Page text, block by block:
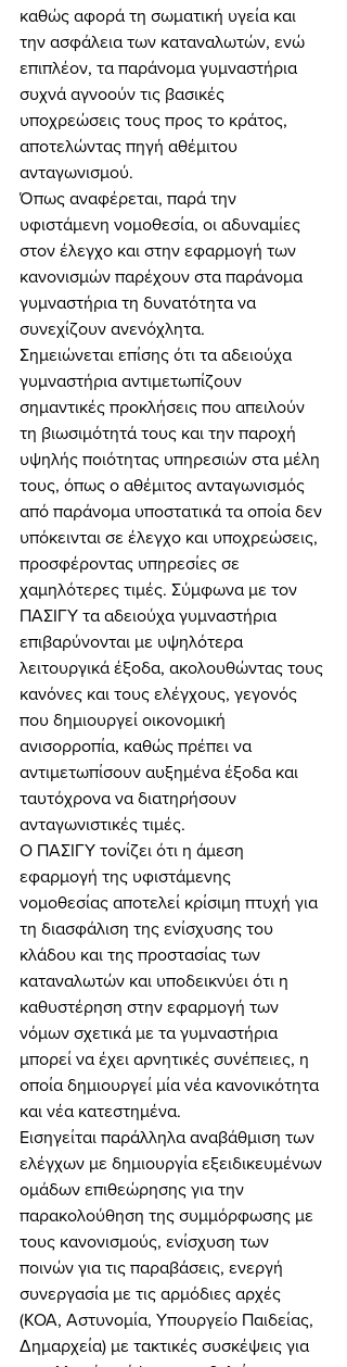
καθώς αφορά τη σωματική υγεία και
την ασφάλεια των καταναλωτών, ενώ
επιπλέον, τα παράνομα γυμναστήρια
συχνά αγνοούν τις βασικές
υποχρεώσεις τους προς το κράτος,
αποτελώντας πηγή αθέμιτου
ανταγωνισμού.
Όπως αναφέρεται, παρά την
υφιστάμενη νομοθεσία, οι αδυναμίες
στον έλεγχο και στην εφαρμογή των
κανονισμών παρέχουν στα παράνομα
γυμναστήρια τη δυνατότητα να
συνεχίζουν ανενόχλητα.
Σημειώνεται επίσης ότι τα αδειούχα
γυμναστήρια αντιμετωπίζουν
σημαντικές προκλήσεις που απειλούν
τη βιωσιμότητά τους και την παροχή
υψηλής ποιότητας υπηρεσιών στα μέλη
τους, όπως ο αθέμιτος ανταγωνισμός
από παράνομα υποστατικά τα οποία δεν
υπόκεινται σε έλεγχο και υποχρεώσεις,
προσφέροντας υπηρεσίες σε
χαμηλότερες τιμές. Σύμφωνα με τον
ΠΑΣΙΓΥ τα αδειούχα γυμναστήρια
επιβαρύνονται με υψηλότερα
λειτουργικά έξοδα, ακολουθώντας τους
κανόνες και τους ελέγχους, γεγονός
που δημιουργεί οικονομική
ανισορροπία, καθώς πρέπει να
αντιμετωπίσουν αυξημένα έξοδα και
ταυτόχρονα να διατηρήσουν
ανταγωνιστικές τιμές.
Ο ΠΑΣΙΓΥ τονίζει ότι η άμεση
εφαρμογή της υφιστάμενης
νομοθεσίας αποτελεί κρίσιμη πτυχή για
τη διασφάλιση της ενίσχυσης του
κλάδου και της προστασίας των
καταναλωτών και υποδεικνύει ότι η
καθυστέρηση στην εφαρμογή των
νόμων σχετικά με τα γυμναστήρια
μπορεί να έχει αρνητικές συνέπειες, η
οποία δημιουργεί μία νέα κανονικότητα
και νέα κατεστημένα.
Εισηγείται παράλληλα αναβάθμιση των
ελέγχων με δημιουργία εξειδικευμένων
ομάδων επιθεώρησης για την
παρακολούθηση της συμμόρφωσης με
τους κανονισμούς, ενίσχυση των
ποινών για τις παραβάσεις, ενεργή
συνεργασία με τις αρμόδιες αρχές
(ΚΟΑ, Αστυνομία, Υπουργείο Παιδείας,
Δημαρχεία) με τακτικές συσκέψεις για